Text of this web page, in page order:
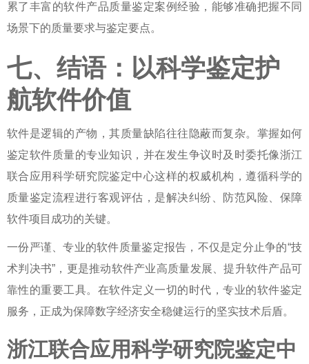
累了丰富的软件产品质量鉴定案例经验，能够准确把握不同
场景下的质量要求与鉴定要点。
七、结语：以科学鉴定护
航软件价值
软件是逻辑的产物，其质量缺陷往往隐蔽而复杂。掌握如何
鉴定软件质量的专业知识，并在发生争议时及时委托像浙江
联合应用科学研究院鉴定中心这样的权威机构，遵循科学的
质量鉴定流程进行客观评估，是解决纠纷、防范风险、保障
软件项目成功的关键。
一份严谨、专业的软件质量鉴定报告，不仅是定分止争的“技
术判决书”，更是推动软件产业高质量发展、提升软件产品可
靠性的重要工具。在软件定义一切的时代，专业的软件鉴定
服务，正成为保障数字经济安全稳健运行的坚实技术后盾。
浙江联合应用科学研究院鉴定中